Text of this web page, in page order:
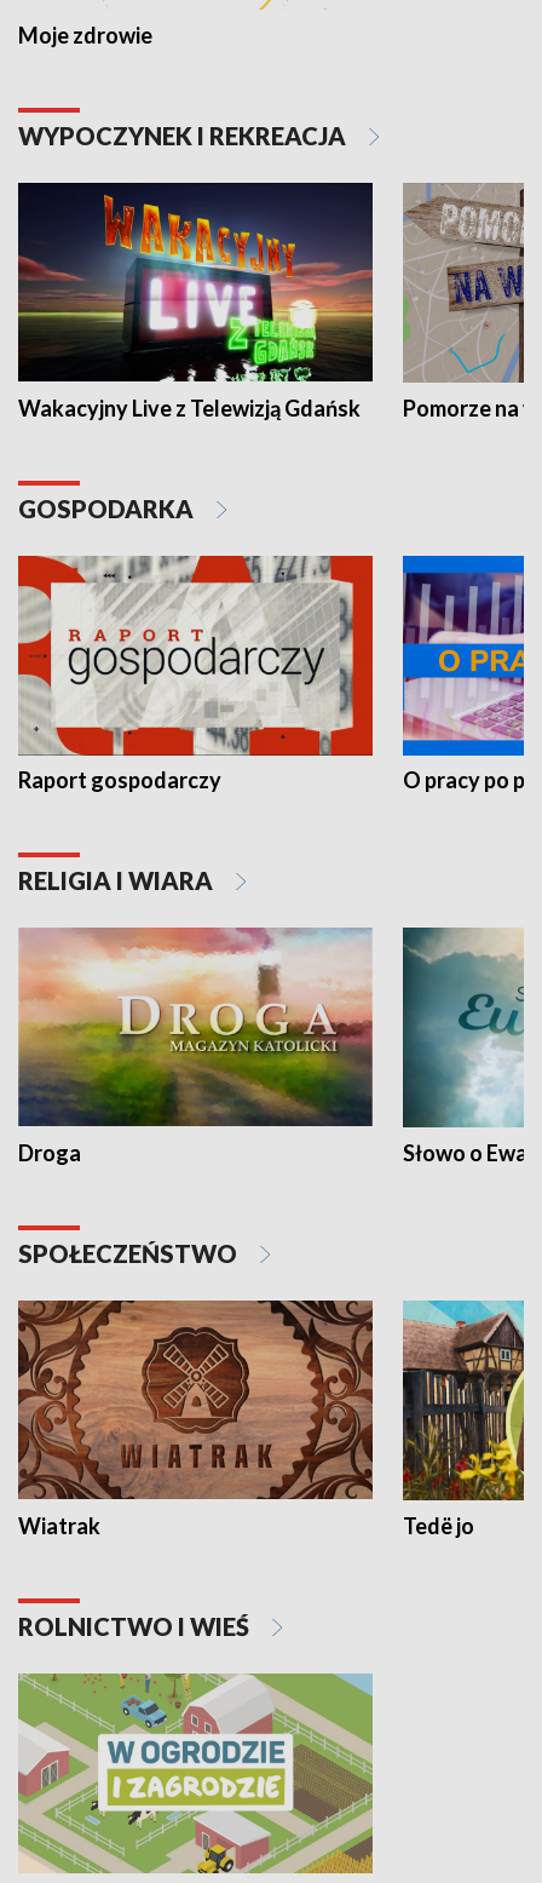
Moje zdrowie
WYPOCZYNEK I REKREACJA
Wakacyjny Live z Telewizją Gdańsk Pomorze na
GOSPODARKA
Raport gospodarczy O pracy po
RELIGIA I WIARA
Droga Słowo o
SPOŁECZEŃSTWO
Wiatrak Tedë jo
ROLNICTWO I WIEŚ